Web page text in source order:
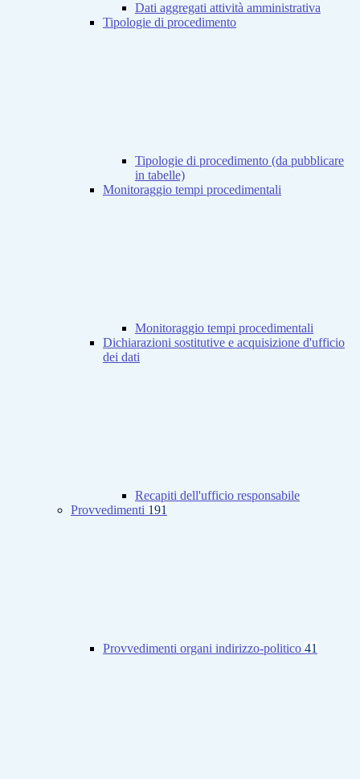
Dati aggregati attività amministrativa
Tipologie di procedimento
Tipologie di procedimento (da pubblicare
in tabelle)
Monitoraggio tempi procedimentali
Monitoraggio tempi procedimentali
Dichiarazioni sostitutive e acquisizione d'ufficio
dei dati
Recapiti dell'ufficio responsabile
Provvedimenti 191
Provvedimenti organi indirizzo-politico 41